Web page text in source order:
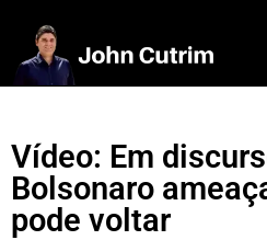
Vídeo: Em
Bolsonaro
pode voltar